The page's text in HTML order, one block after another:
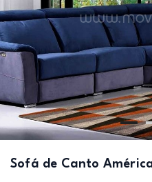
Sofá de Canto